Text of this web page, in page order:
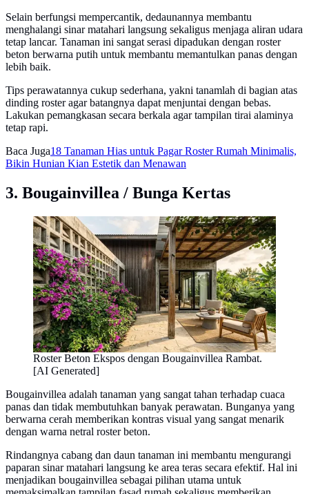
Selain berfungsi mempercantik, dedaunannya membantu
menghalangi sinar matahari langsung sekaligus menjaga aliran udara
tetap lancar. Tanaman ini sangat serasi dipadukan dengan roster
beton berwarna putih untuk membantu memantulkan panas dengan
lebih baik.
Tips perawatannya cukup sederhana, yakni tanamlah di bagian atas
dinding roster agar batangnya dapat menjuntai dengan bebas.
Lakukan pemangkasan secara berkala agar tampilan tirai alaminya
tetap rapi.
Baca Juga18 Tanaman Hias untuk Pagar Roster Rumah Minimalis,
Bikin Hunian Kian Estetik dan Menawan
3. Bougainvillea / Bunga Kertas
Roster Beton Ekspos dengan Bougainvillea Rambat.
[AI Generated]
Bougainvillea adalah tanaman yang sangat tahan terhadap cuaca
panas dan tidak membutuhkan banyak perawatan. Bunganya yang
berwarna cerah memberikan kontras visual yang sangat menarik
dengan warna netral roster beton.
Rindangnya cabang dan daun tanaman ini membantu mengurangi
paparan sinar matahari langsung ke area teras secara efektif. Hal ini
menjadikan bougainvillea sebagai pilihan utama untuk